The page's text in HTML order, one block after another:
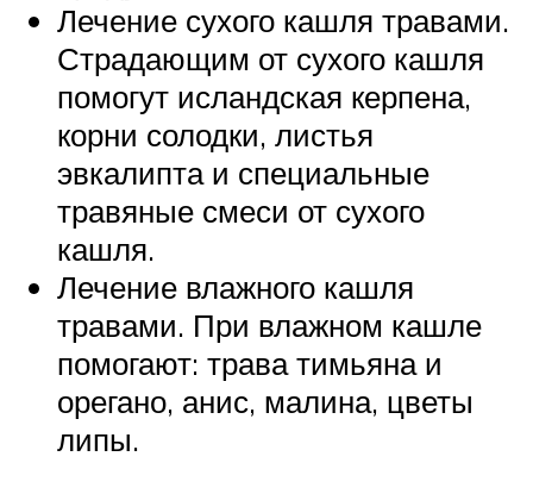
Лечение сухого кашля травами.
Страдающим от сухого кашля
помогут исландская керпена,
корни солодки, листья
эвкалипта и специальные
травяные смеси от сухого
кашля.
Лечение влажного кашля
травами. При влажном кашле
помогают: трава тимьяна и
орегано, анис, малина, цветы
липы.